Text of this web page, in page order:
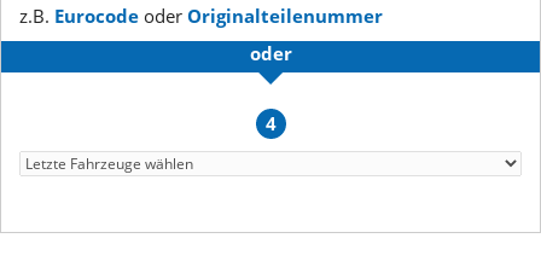
z.B. Eurocode oder Originalteilenummer
oder
4